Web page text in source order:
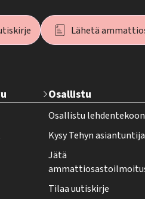
Lähetä
Osallistu
Osallistu lehdentekoon
Kysy Tehyn
Jätä
Tilaa uutiskirje